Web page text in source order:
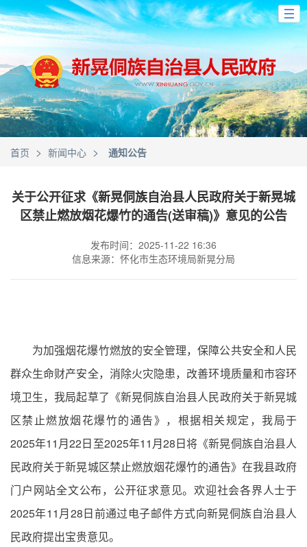
首页 > 新闻中心 > 通知公告
关于公开征求《新晃侗族自治县人民政府关于新晃城
区禁止燃放烟花爆竹的通告(送审稿)》意见的公告
发布时间：2025-11-22 16:36
信息来源：怀化市生态环境局新晃分局
为加强烟花爆竹燃放的安全管理，保障公共安全和人民
群众生命财产安全，消除火灾隐患，改善环境质量和市容环
境卫生，我局起草了《新晃侗族自治县人民政府关于新晃城
区禁止燃放烟花爆竹的通告》，根据相关规定，我局于
2025年11月22日至2025年11月28日将《新晃侗族自治县人
民政府关于新晃城区禁止燃放烟花爆竹的通告》在我县政府
门户网站全文公布，公开征求意见。欢迎社会各界人士于
2025年11月28日前通过电子邮件方式向新晃侗族自治县人
民政府提出宝贵意见。